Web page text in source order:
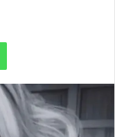
WhatsApp